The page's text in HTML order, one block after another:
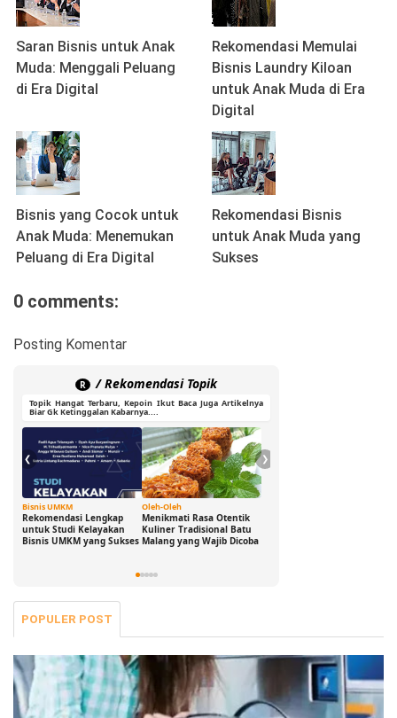
Saran Bisnis untuk Anak
Muda: Menggali Peluang
di Era Digital
Rekomendasi Memulai
Bisnis Laundry Kiloan
untuk Anak Muda di Era
Digital
Bisnis yang Cocok untuk
Anak Muda: Menemukan
Peluang di Era Digital
Rekomendasi Bisnis
untuk Anak Muda yang
Sukses
0 comments:
Posting Komentar
R / Rekomendasi Topik
Topik Hangat Terbaru, Kepoin Ikut Baca Juga Artikelnya
Biar Gk Ketinggalan Kabarnya....
Bisnis UMKM
Rekomendasi Lengkap
untuk Studi Kelayakan
Bisnis UMKM yang Sukses
Oleh-Oleh
Menikmati Rasa Otentik
Kuliner Tradisional Batu
Malang yang Wajib Dicoba
❮ ❯
POPULER POST